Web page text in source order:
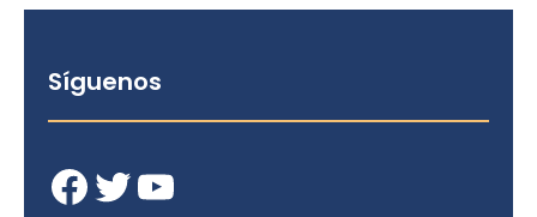
Síguenos
Facebook Twitter YouTube